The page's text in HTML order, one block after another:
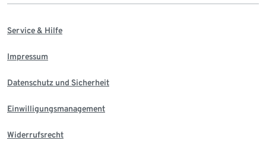
Service & Hilfe
Impressum
Datenschutz und Sicherheit
Einwilligungsmanagement
Widerrufsrecht